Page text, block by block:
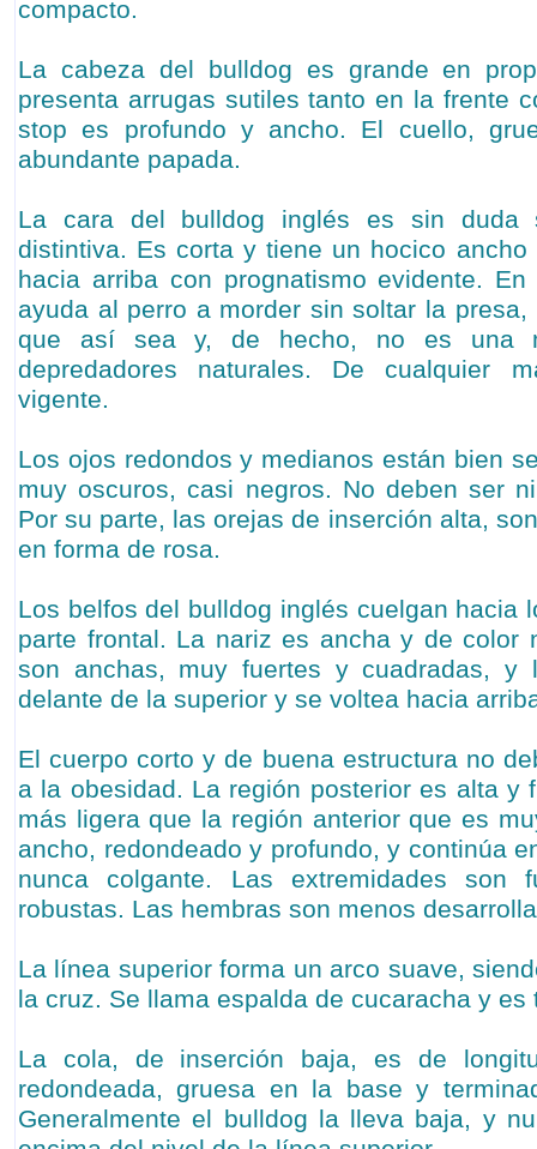
compacto.
La cabeza del bulldog es grande en
presenta arrugas sutiles tanto en la frente
stop es profundo y ancho. El cuello,
abundante papada.
La cara del bulldog inglés es sin duda
distintiva. Es corta y tiene un hocico
hacia arriba con prognatismo evidente.
ayuda al perro a morder sin soltar la
que así sea y, de hecho, no es una
depredadores naturales. De cualquier
vigente.
Los ojos redondos y medianos están bien
muy oscuros, casi negros. No deben ser
Por su parte, las orejas de inserción alta,
en forma de rosa.
Los belfos del bulldog inglés cuelgan hacia
parte frontal. La nariz es ancha y de color
son anchas, muy fuertes y cuadradas, y
delante de la superior y se voltea hacia
El cuerpo corto y de buena estructura no
a la obesidad. La región posterior es alta y
más ligera que la región anterior que es
ancho, redondeado y profundo, y continúa
nunca colgante. Las extremidades son
robustas. Las hembras son menos
La línea superior forma un arco suave,
la cruz. Se llama espalda de cucaracha y
La cola, de inserción baja, es de
redondeada, gruesa en la base y
Generalmente el bulldog la lleva baja, y